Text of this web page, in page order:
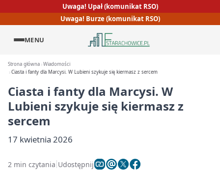
Uwaga! Upał (komunikat RSO)
Uwaga! Burze (komunikat RSO)
MENU
Strona główna Wiadomości
Ciasta i fanty dla Marcysi. W Lubieni szykuje się kiermasz z sercem
Ciasta i fanty dla Marcysi. W
Lubieni szykuje się kiermasz z
sercem
17 kwietnia 2026
2 min czytania Udostępnij